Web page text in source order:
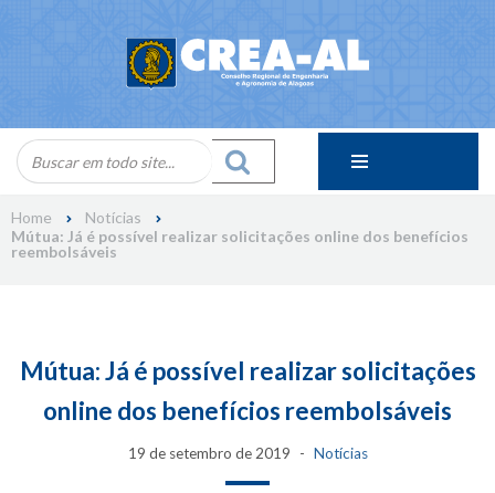
Home
Notícias
Mútua: Já é possível realizar solicitações online dos benefícios
reembolsáveis
Mútua: Já é possível realizar solicitações
online dos benefícios reembolsáveis
19 de setembro de 2019 Notícias